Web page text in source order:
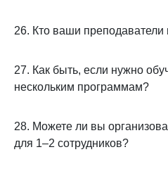
26. Кто ваши преподаватели
27. Как быть, если нужно
нескольким программам?
28. Можете ли вы
для 1–2 сотрудников?